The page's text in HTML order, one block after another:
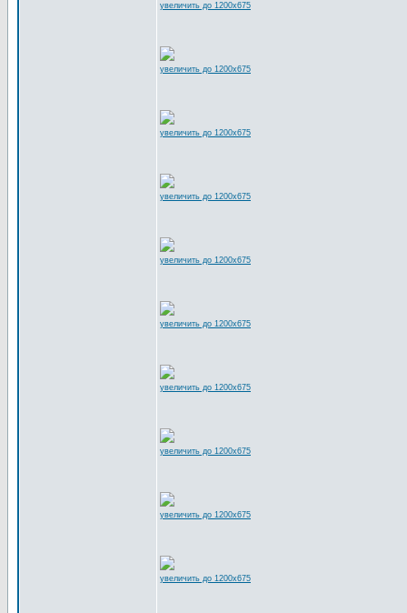
увеличить до 1200x675
увеличить до 1200x675
увеличить до 1200x675
увеличить до 1200x675
увеличить до 1200x675
увеличить до 1200x675
увеличить до 1200x675
увеличить до 1200x675
увеличить до 1200x675
увеличить до 1200x675